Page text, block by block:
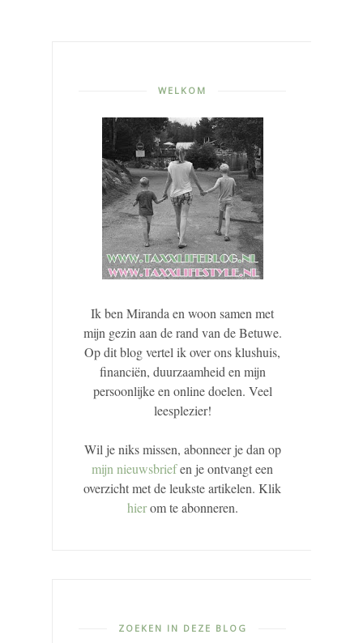
WELKOM
Ik ben Miranda en woon samen met
mijn gezin aan de rand van de Betuwe.
Op dit blog vertel ik over ons klushuis,
financiën, duurzaamheid en mijn
persoonlijke en online doelen. Veel
leesplezier!
Wil je niks missen, abonneer je dan op
mijn nieuwsbriefen je ontvangt een
overzicht met de leukste artikelen. Klik
hierom te abonneren.
ZOEKEN IN DEZE BLOG